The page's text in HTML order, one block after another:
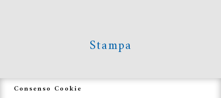
Stampa
Consenso Cookie